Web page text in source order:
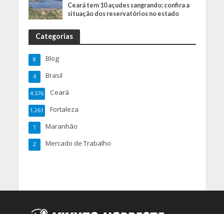
Ceará tem 10 açudes sangrando; confira a
situação dos reservatórios no estado
Categorias
Blog
8
Brasil
4
Ceará
4.576
Fortaleza
1.261
Maranhão
1
Mercado de Trabalho
2